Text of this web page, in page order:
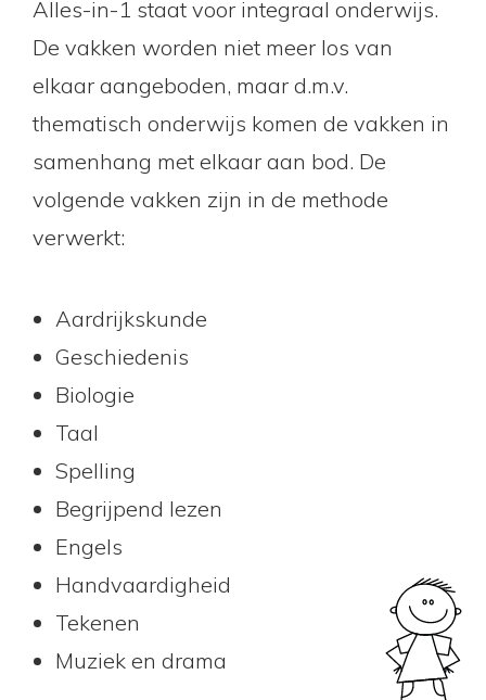
Alles-in-1 staat voor integraal onderwijs.
De vakken worden niet meer los van
elkaar aangeboden, maar d.m.v.
thematisch onderwijs komen de vakken in
samenhang met elkaar aan bod. De
volgende vakken zijn in de methode
verwerkt:
Aardrijkskunde
Geschiedenis
Biologie
Taal
Spelling
Begrijpend lezen
Engels
Handvaardigheid
Tekenen
Muziek en drama